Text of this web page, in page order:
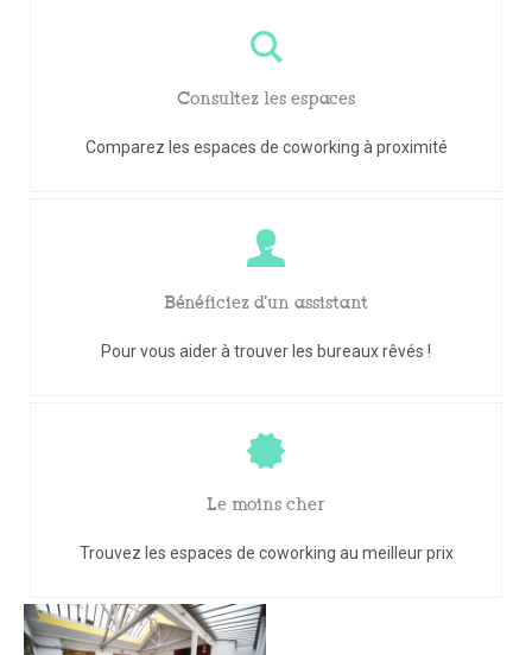
Consultez les espaces
Comparez les espaces de coworking à proximité
Bénéficiez d'un assistant
Pour vous aider à trouver les bureaux rêvés !
Le moins cher
Trouvez les espaces de coworking au meilleur prix